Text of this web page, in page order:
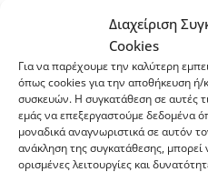
Διαχείριση
Cookies
Για να παρέχουμε την καλύτερη
όπως cookies για την αποθήκευση
συσκευών. Η συγκατάθεση σε αυτές
εμάς να επεξεργαστούμε δεδομένα
μοναδικά αναγνωριστικά σε αυτόν
ανάκληση της συγκατάθεσης, μπορεί
ορισμένες λειτουργίες και